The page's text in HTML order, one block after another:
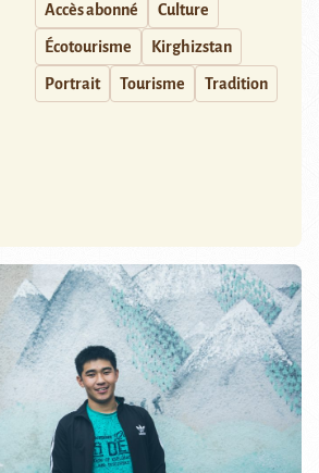
Accès abonné Culture
Écotourisme Kirghizstan
Portrait Tourisme Tradition